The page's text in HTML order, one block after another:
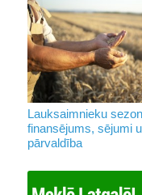
Lauksaimnieku
finansējums, sējumi
pārvaldība